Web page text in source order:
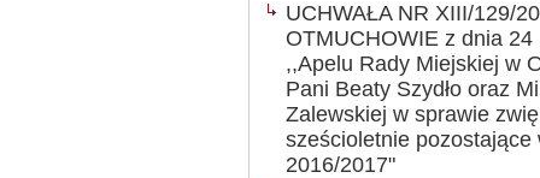
UCHWAŁA NR XIII/129/
OTMUCHOWIE z dnia
,,Apelu Rady Miejskiej w
Pani Beaty Szydło oraz
Zalewskiej w sprawie
sześcioletnie
2016/2017"